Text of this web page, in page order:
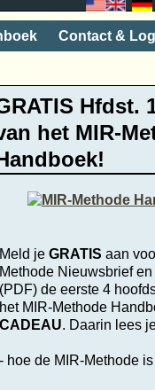
Contact &
Hfdst.
het MIR-
Meld je GRATIS aan
Methode Nieuwsbrief
(PDF) de eerste 4
het MIR-Methode
CADEAU. Daarin lees
- hoe de MIR-Methode